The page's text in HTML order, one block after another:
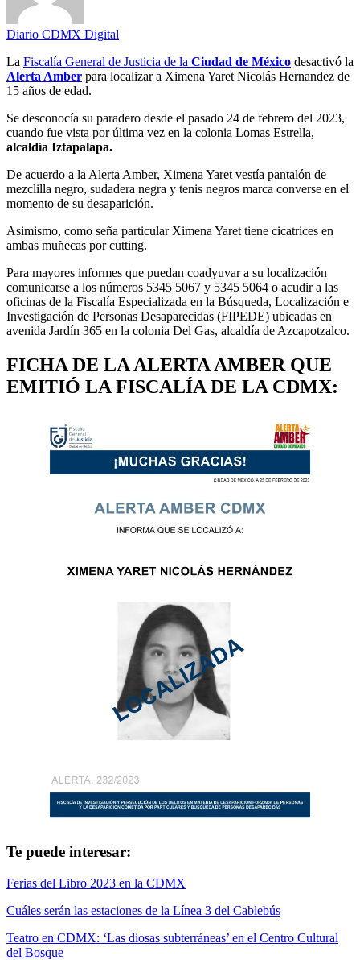
Diario CDMX Digital
La Fiscalía General de Justicia de la Ciudad de México desactivó la
Alerta Amber para localizar a Ximena Yaret Nicolás Hernandez de
15 años de edad.
Se desconocía su paradero desde el pasado 24 de febrero del 2023,
cuando fue vista por última vez en la colonia Lomas Estrella,
alcaldía Iztapalapa.
De acuerdo a la Alerta Amber, Ximena Yaret vestía pantalón de
mezclilla negro, sudadera negra y tenis negros marca converse en el
momento de su desaparición.
Asimismo, como seña particular Ximena Yaret tiene cicatrices en
ambas muñecas por cutting.
Para mayores informes que puedan coadyuvar a su localización
comunicarse a los números 5345 5067 y 5345 5064 o acudir a las
oficinas de la Fiscalía Especializada en la Búsqueda, Localización e
Investigación de Personas Desaparecidas (FIPEDE) ubicadas en
avenida Jardín 365 en la colonia Del Gas, alcaldía de Azcapotzalco.
FICHA DE LA ALERTA AMBER QUE
EMITIÓ LA FISCALÍA DE LA CDMX:
Te puede interesar:
Ferias del Libro 2023 en la CDMX
Cuáles serán las estaciones de la Línea 3 del Cablebús
Teatro en CDMX: ‘Las diosas subterráneas’ en el Centro Cultural
del Bosque